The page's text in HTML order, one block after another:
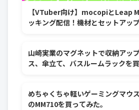
【VTuber向け】mocopiとLeap
ッキング配信！機材とセットアッ
山崎実業のマグネットで収納アッ
ス、傘立て、バスルームラックを
めちゃくちゃ軽いゲーミングマウ
のMM710を買ってみた。